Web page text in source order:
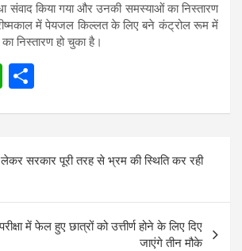
संवाद किया गया और उनकी समस्याओं का निस्तारण
में पेयजल किल्लत के लिए बने कंट्रोल रूम में
निस्तारण हो चुका है।
W
s
p
p
e
लेकर सरकार पूरी तरह से भ्रम की स्थिति कर रही
में फेल हुए छात्रों को उत्तीर्ण होने के लिए दिए
जाएंगे तीन मौके